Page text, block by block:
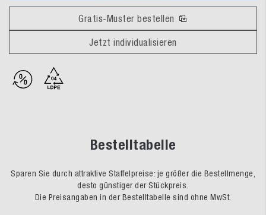
Gratis-Muster bestellen
Jetzt individualisieren
Bestelltabelle
Sparen Sie durch attraktive Staffelpreise: je größer die Bestellmenge,
desto günstiger der Stückpreis.
Die Preisangaben in der Bestelltabelle sind ohne MwSt.